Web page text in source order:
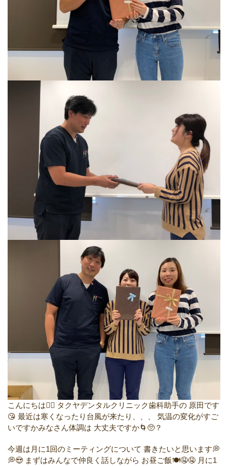
こんにちは✌🏻️ タクヤデンタルクリニック歯科助手の 原田です
😘 最近は寒くなったり台風が来たり、、、
気温の変化がすご
いですかみなさん体調は 大丈夫ですか🌀🥺？
今週は月に1回のミーティングについて 書きたいと思います💭
💭😍 まずはみんなで仲良く話しながら お昼ご飯🍽🤤🤤 月に1